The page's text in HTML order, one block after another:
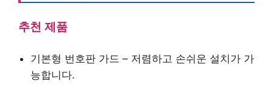
추천 제품
기본형 번호판 가드 – 저렴하고 손쉬운 설치가 가
능합니다.